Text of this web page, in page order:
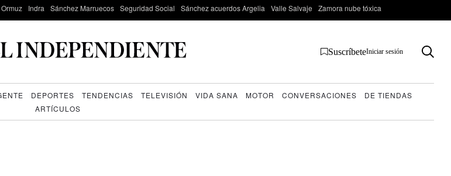
Ormuz Indra Sánchez Marruecos Seguridad Social Sánchez acuerdos Argelia Valle Salvaje Zamora nube tóxica
SuscríbeteIniciar sesión
DEPORTES TENDENCIAS TELEVISIÓN VIDA SANA MOTOR CONVERSACIONES
DE TIENDAS
ARTÍCULOS